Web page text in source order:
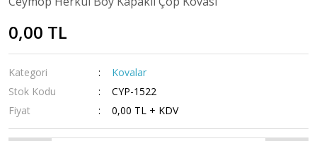
0,00 TL
Kategori
Kovalar
Stok Kodu
CYP-1522
Fiyat
0,00 TL + KDV